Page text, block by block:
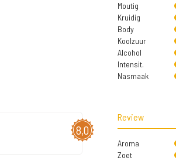
Moutig
Kruidig
Body
Koolzuur
Alcohol
Intensit.
Nasmaak
8,0
Review
Aroma
Zoet